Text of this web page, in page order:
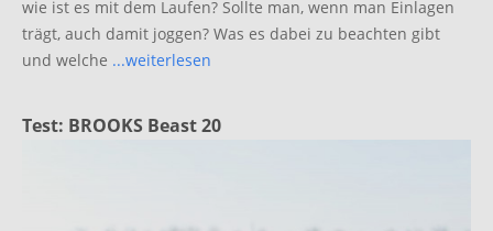
wie ist es mit dem Laufen? Sollte man, wenn man Einlagen
trägt, auch damit joggen? Was es dabei zu beachten gibt
und welche ...weiterlesen
Test: BROOKS Beast 20